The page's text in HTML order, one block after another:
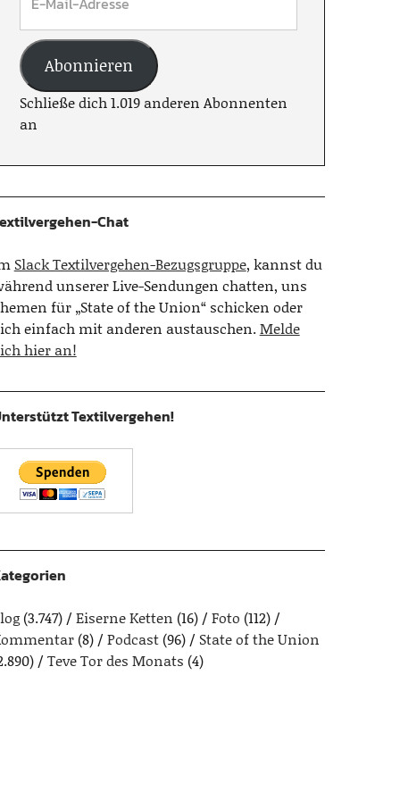
Abonnieren
Schließe dich 1.019 anderen Abonnenten
an
Chat
Slack Textilvergehen-Bezugsgruppe, kannst du
unserer Live-Sendungen chatten, uns
für „State of the Union“ schicken oder
einfach mit anderen austauschen.Melde
hier an!
Textilvergehen!
(3.747) Eiserne Ketten (16) Foto (112)
(8) Podcast(96)
State of the Union
Teve Tor des Monats (4)